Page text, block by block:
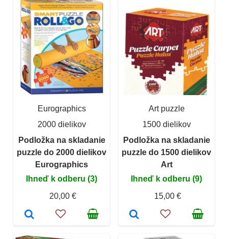
Eurographics
2000 dielikov
Podložka na skladanie
puzzle do 2000 dielikov
Eurographics
Ihneď k odberu (3)
20,00 €
Art puzzle
1500 dielikov
Podložka na skladanie
puzzle do 1500 dielikov
Art
Ihneď k odberu (9)
15,00 €